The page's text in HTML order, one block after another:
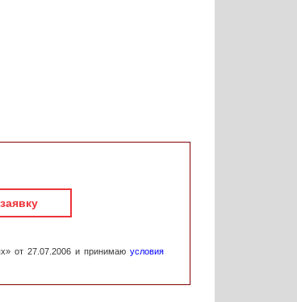
от 27.07.2006 и принимаю условия